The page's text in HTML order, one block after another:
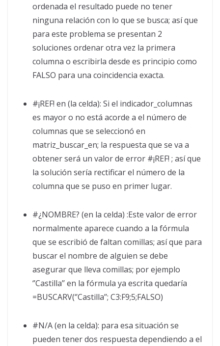
ordenada el resultado puede no tener
ninguna relación con lo que se busca; así que
para este problema se presentan 2
soluciones ordenar otra vez la primera
columna o escribirla desde es principio como
FALSO para una coincidencia exacta.
#¡REF! en (la celda): Si el indicador_columnas
es mayor o no está acorde a el número de
columnas que se seleccionó en
matriz_buscar_en; la respuesta que se va a
obtener será un valor de error #¡REF! ; así que
la solución sería rectificar el número de la
columna que se puso en primer lugar.
#¿NOMBRE? (en la celda) :Este valor de error
normalmente aparece cuando a la fórmula
que se escribió de faltan comillas; así que para
buscar el nombre de alguien se debe
asegurar que lleva comillas; por ejemplo
‘’Castilla’’ en la fórmula ya escrita quedaría
=BUSCARV(‘’Castilla’’; C3:F9;5;FALSO)
#N/A (en la celda): para esa situación se
pueden tener dos respuesta dependiendo a el